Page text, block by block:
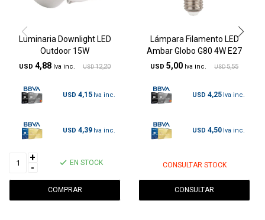
Luminaria Downlight LED
Outdoor 15W
USD 4,88 USD 12,20
USD 4,15
USD 4,39
+
-
EN STOCK
Lámpara Filamento LED
Ambar Globo G80 4W E27
USD 5,00 USD 5,55
USD 4,25
USD 4,50
CONSULTAR STOCK
CONSULTAR